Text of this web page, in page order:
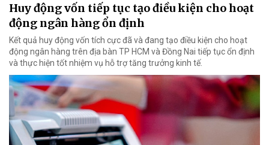
Huy động vốn tiếp tục tạo điều kiện cho hoạt
động ngân hàng ổn định
Kết quả huy động vốn tích cực đã và đang tạo điều kiện cho hoạt
động ngân hàng trên địa bàn TP HCM và Đồng Nai tiếp tục ổn định
và thực hiện tốt nhiệm vụ hỗ trợ tăng trưởng kinh tế.